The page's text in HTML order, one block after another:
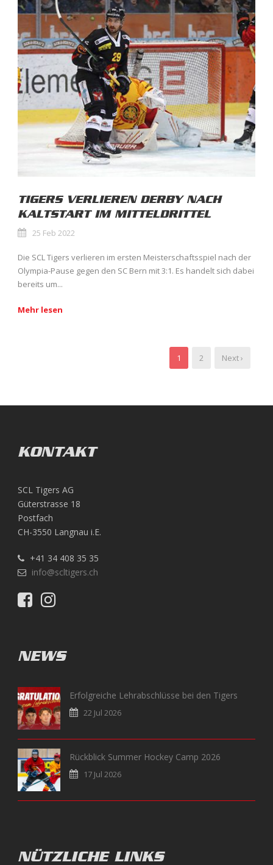
TIGERS VERLIEREN DERBY NACH
KALTSTART IM MITTELDRITTEL
25 Feb 2022
Die SCL Tigers verlieren im ersten Meisterschaftsspiel nach der
Olympia-Pause gegen den SC Bern mit 3:1. Es handelt sich dabei
bereits um...
Mehr lesen
1 2 Next ›
KONTAKT
SCL Tigers AG
Güterstrasse 18
Postfach
CH-3550 Langnau i.E.
+41 34 408 35 35
info@scltigers.ch
NEWS
Erfolgreiche Lehrabschlüsse bei den Tigers
22 Jul 2026
Rückblick Summer Hockey Camp 2026
17 Jul 2026
NÜTZLICHE LINKS